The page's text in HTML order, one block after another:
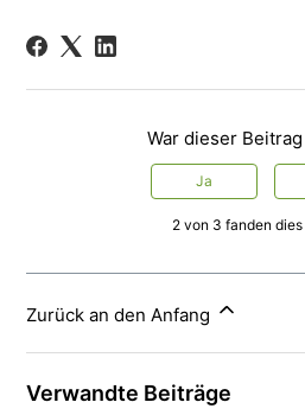
War dieser
Ja
2 von 3 fanden
Zurück an den Anfang
Verwandte Beiträge